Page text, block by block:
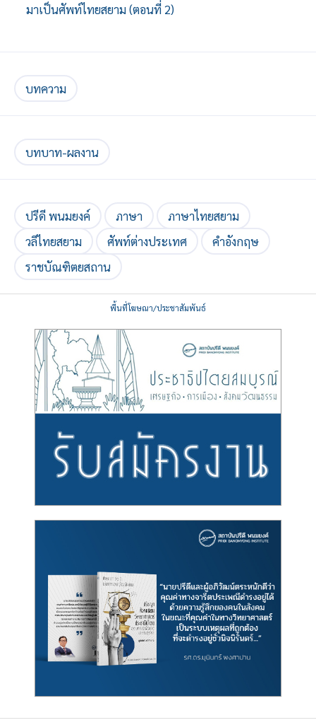
มาเป็นศัพท์ไทยสยาม (ตอนที่ 2)
บทความ
บทบาท-ผลงาน
ปรีดี พนมยงค์ ภาษา
ภาษาไทยสยาม
วลีไทยสยาม
ศัพท์ต่างประเทศ
คำอังกฤษ
ราชบัณฑิตยสถาน
พื้นที่โฆษณา/ประชาสัมพันธ์